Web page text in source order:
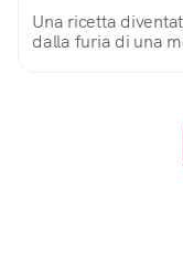
Una ricetta
dalla furia di una